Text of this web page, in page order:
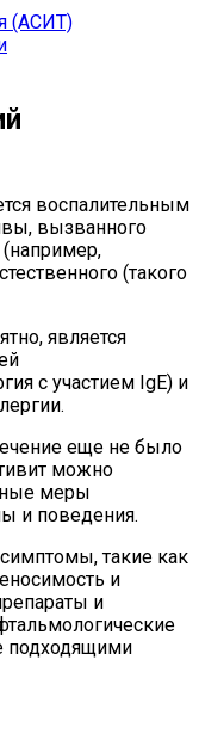
(АСИТ)
воспалительным
вызванного
(например,
(такого
является
с участием IgE) и
еще не было
можно
меры
и поведения.
такие как
и
и
подходящими